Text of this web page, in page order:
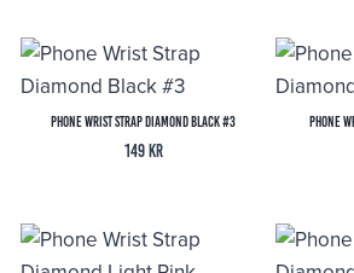
Phone Wrist Strap Diamond Black #3
149 kr
Phone